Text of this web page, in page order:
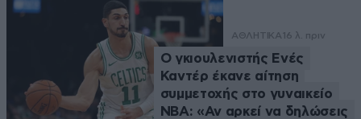
ΑΘΛΗΤΙΚΑ 16 λ. πριν
Ο γκιουλενιστής Ενές
Καντέρ έκανε αίτηση
συμμετοχής στο γυναικείο
ΝΒΑ: «Αν αρκεί να δηλώσεις